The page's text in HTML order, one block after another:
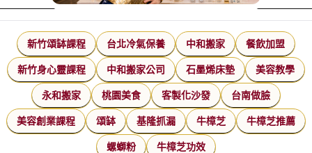
新竹頌缽課程 台北冷氣保養 中和搬家 餐飲加盟
新竹身心靈課程 中和搬家公司 石墨烯床墊 美容教學
永和搬家 桃園美食 客製化沙發 台南做臉
美容創業課程 頌缽 基隆抓漏 牛樟芝 牛樟芝推薦
螺螄粉 牛樟芝功效